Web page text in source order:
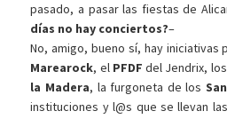
pasado, a pasar las fiestas de
días no hay conciertos?–
No, amigo, bueno sí, hay iniciativas
Marearock, el PFDF del Jendrix,
la Madera, la furgoneta de los
instituciones y l@s que se llevan